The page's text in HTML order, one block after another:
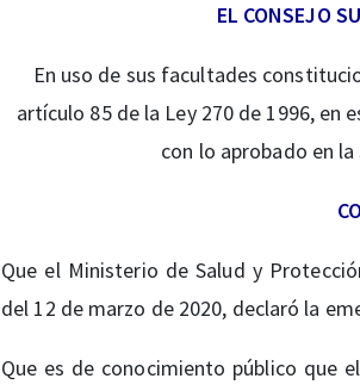
EL CONSEJO
En uso de sus facultades
artículo 85 de la Ley 270 de 1996, en
con lo aprobado en
Que el Ministerio de Salud y
del 12 de marzo de 2020, declaró la
Que es de conocimiento público que